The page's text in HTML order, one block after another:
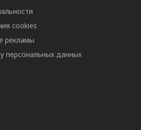
cookies
рекламы
персональных данных